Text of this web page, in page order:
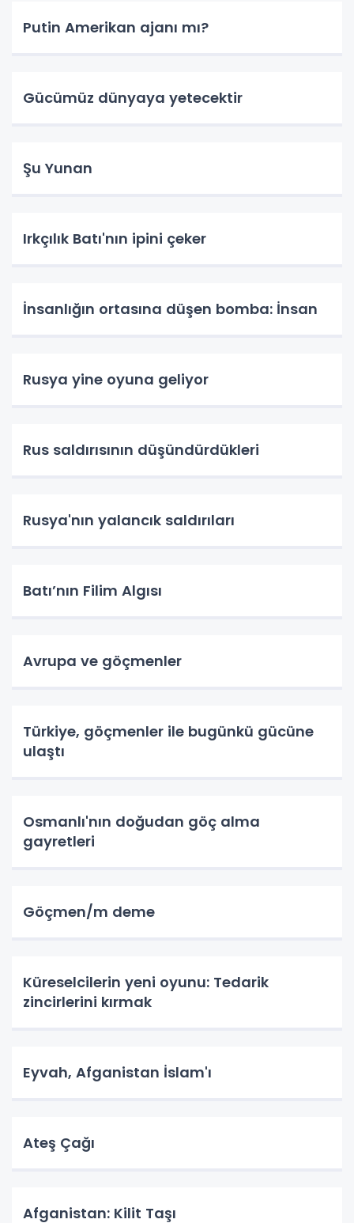
Putin Amerikan ajanı mı?
Gücümüz dünyaya yetecektir
Şu Yunan
Irkçılık Batı'nın ipini çeker
İnsanlığın ortasına düşen bomba: İnsan
Rusya yine oyuna geliyor
Rus saldırısının düşündürdükleri
Rusya'nın yalancık saldırıları
Batı’nın Filim Algısı
Avrupa ve göçmenler
Türkiye, göçmenler ile bugünkü gücüne
ulaştı
Osmanlı'nın doğudan göç alma
gayretleri
Göçmen/m deme
Küreselcilerin yeni oyunu: Tedarik
zincirlerini kırmak
Eyvah, Afganistan İslam'ı
Ateş Çağı
Afganistan: Kilit Taşı